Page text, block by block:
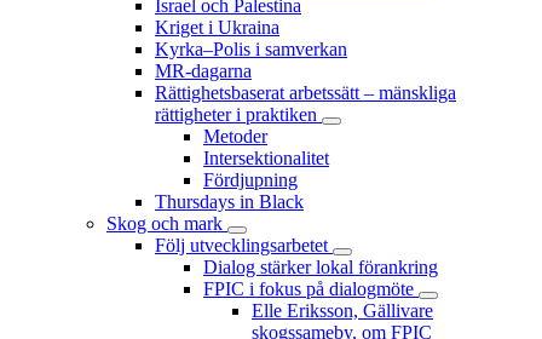
Israel och Palestina
Kriget i Ukraina
Kyrka–Polis i samverkan
MR-dagarna
Rättighetsbaserat arbetssätt – mänskliga
rättigheter i praktiken
Metoder
Intersektionalitet
Fördjupning
Thursdays in Black
Skog och mark
Följ utvecklingsarbetet
Dialog stärker lokal förankring
FPIC i fokus på dialogmöte
Elle Eriksson, Gällivare
skogssameby, om FPIC